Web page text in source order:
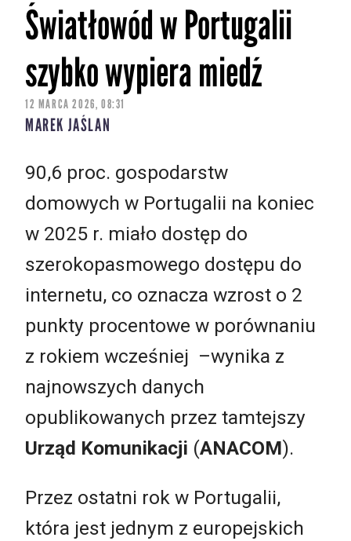
Światłowód w Portugalii
szybko wypiera miedź
12 MARCA 2026, 08:31
MAREK JAŚLAN
90,6 proc. gospodarstw
domowych w Portugalii na koniec
w 2025 r. miało dostęp do
szerokopasmowego dostępu do
internetu, co oznacza wzrost o 2
punkty procentowe w porównaniu
z rokiem wcześniej –wynika z
najnowszych danych
opublikowanych przez tamtejszy
Urząd Komunikacji (ANACOM).
Przez ostatni rok w Portugalii,
która jest jednym z europejskich